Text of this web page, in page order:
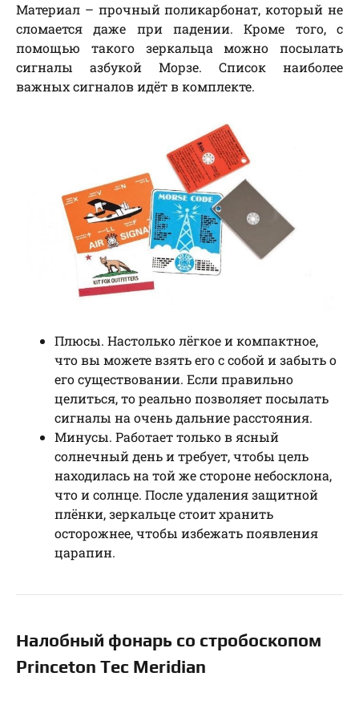
Материал – прочный поликарбонат, который не
сломается даже при падении. Кроме того, с
помощью такого зеркальца можно посылать
сигналы азбукой Морзе. Список наиболее
важных сигналов идёт в комплекте.
Плюсы. Настолько лёгкое и компактное,
что вы можете взять его с собой и забыть о
его существовании. Если правильно
целиться, то реально позволяет посылать
сигналы на очень дальние расстояния.
Минусы. Работает только в ясный
солнечный день и требует, чтобы цель
находилась на той же стороне небосклона,
что и солнце. После удаления защитной
плёнки, зеркальце стоит хранить
осторожнее, чтобы избежать появления
царапин.
Налобный фонарь со стробоскопом
Princeton Tec Meridian